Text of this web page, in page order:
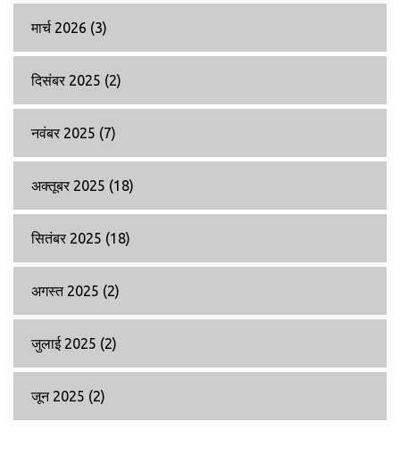
मार्च 2026 (3)
दिसंबर 2025 (2)
नवंबर 2025 (7)
अक्तूबर 2025 (18)
सितंबर 2025 (18)
अगस्त 2025 (2)
जुलाई 2025 (2)
जून 2025 (2)